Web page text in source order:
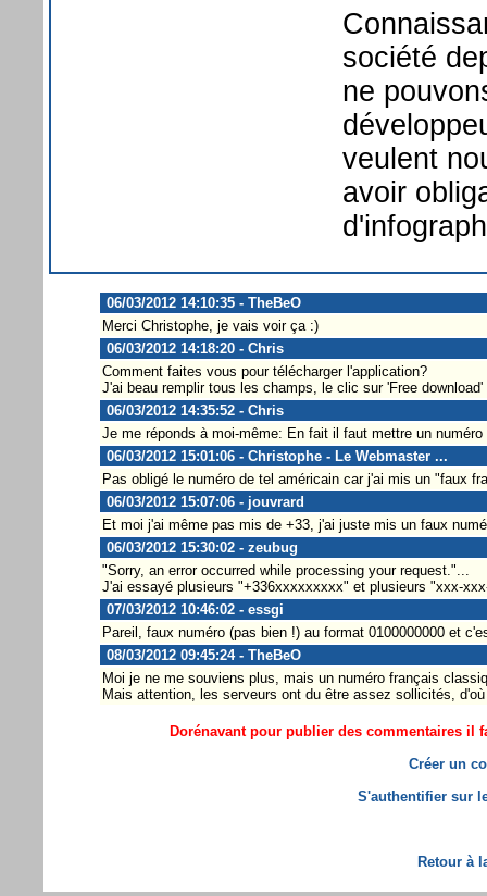
société
ne
veulent
avoir
06/03/2012 14:10:35 - TheBeO
Merci Christophe, je vais voir ça :)
06/03/2012 14:18:20 - Chris
Comment faites vous pour télécharger l'application?
J'ai beau remplir tous les champs, le clic sur 'Free download'
06/03/2012 14:35:52 - Chris
Je me réponds à moi-même: En fait il faut mettre un
06/03/2012 15:01:06 - Christophe - Le Webmaster ...
Pas obligé le numéro de tel américain car j'ai mis un "faux
06/03/2012 15:07:06 - jouvrard
Et moi j'ai même pas mis de +33, j'ai juste mis un faux
06/03/2012 15:30:02 - zeubug
"Sorry, an error occurred while processing your request."...
J'ai essayé plusieurs "+336xxxxxxxxx" et plusieurs "xxx-
07/03/2012 10:46:02 - essgi
Pareil, faux numéro (pas bien !) au format 0100000000 et
08/03/2012 09:45:24 - TheBeO
Moi je ne me souviens plus, mais un numéro français
Mais attention, les serveurs ont du être assez sollicités,
Dorénavant pour publier des commentaires il
Créer un
S'authentifier sur
Retour à